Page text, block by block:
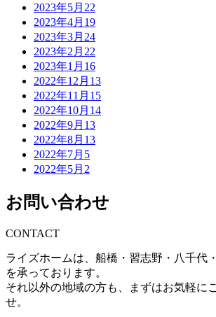
2023年5月 22
2023年4月 19
2023年3月 24
2023年2月 22
2023年1月 16
2022年12月 13
2022年11月 15
2022年10月 14
2022年9月 13
2022年8月 13
2022年7月 5
2022年5月 2
お問い合わせ
CONTACT
ライズホームは、船橋・習志野・八千代
を承っております。
それ以外の地域の方も、まずはお気軽に
せ。